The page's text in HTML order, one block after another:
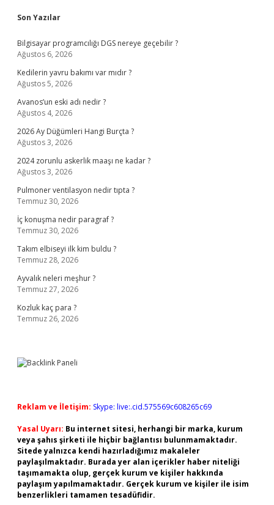
Sidebar
Son Yazılar
Bilgisayar programcılığı DGS nereye geçebilir ?
Ağustos 6, 2026
Kedilerin yavru bakımı var mıdır ?
Ağustos 5, 2026
Avanos’un eski adı nedir ?
Ağustos 4, 2026
2026 Ay Düğümleri Hangi Burçta ?
Ağustos 3, 2026
2024 zorunlu askerlik maaşı ne kadar ?
Ağustos 3, 2026
Pulmoner ventilasyon nedir tıpta ?
Temmuz 30, 2026
İç konuşma nedir paragraf ?
Temmuz 30, 2026
Takım elbiseyi ilk kim buldu ?
Temmuz 28, 2026
Ayvalık neleri meşhur ?
Temmuz 27, 2026
Kozluk kaç para ?
Temmuz 26, 2026
Reklam ve İletişim: Skype: live:.cid.575569c608265c69
Yasal Uyarı: Bu internet sitesi, herhangi bir marka, kurum
veya şahıs şirketi ile hiçbir bağlantısı bulunmamaktadır.
Sitede yalnızca kendi hazırladığımız makaleler
paylaşılmaktadır. Burada yer alan içerikler haber niteliği
taşımamakta olup, gerçek kurum ve kişiler hakkında
paylaşım yapılmamaktadır. Gerçek kurum ve kişiler ile isim
benzerlikleri tamamen tesadüfidir.